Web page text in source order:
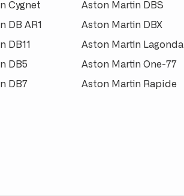
Cygnet
DB AR1
DB11
DB5
DB7
Aston Martin DBS
Aston Martin DBX
Aston Martin Lagonda
Aston Martin One-77
Aston Martin Rapide